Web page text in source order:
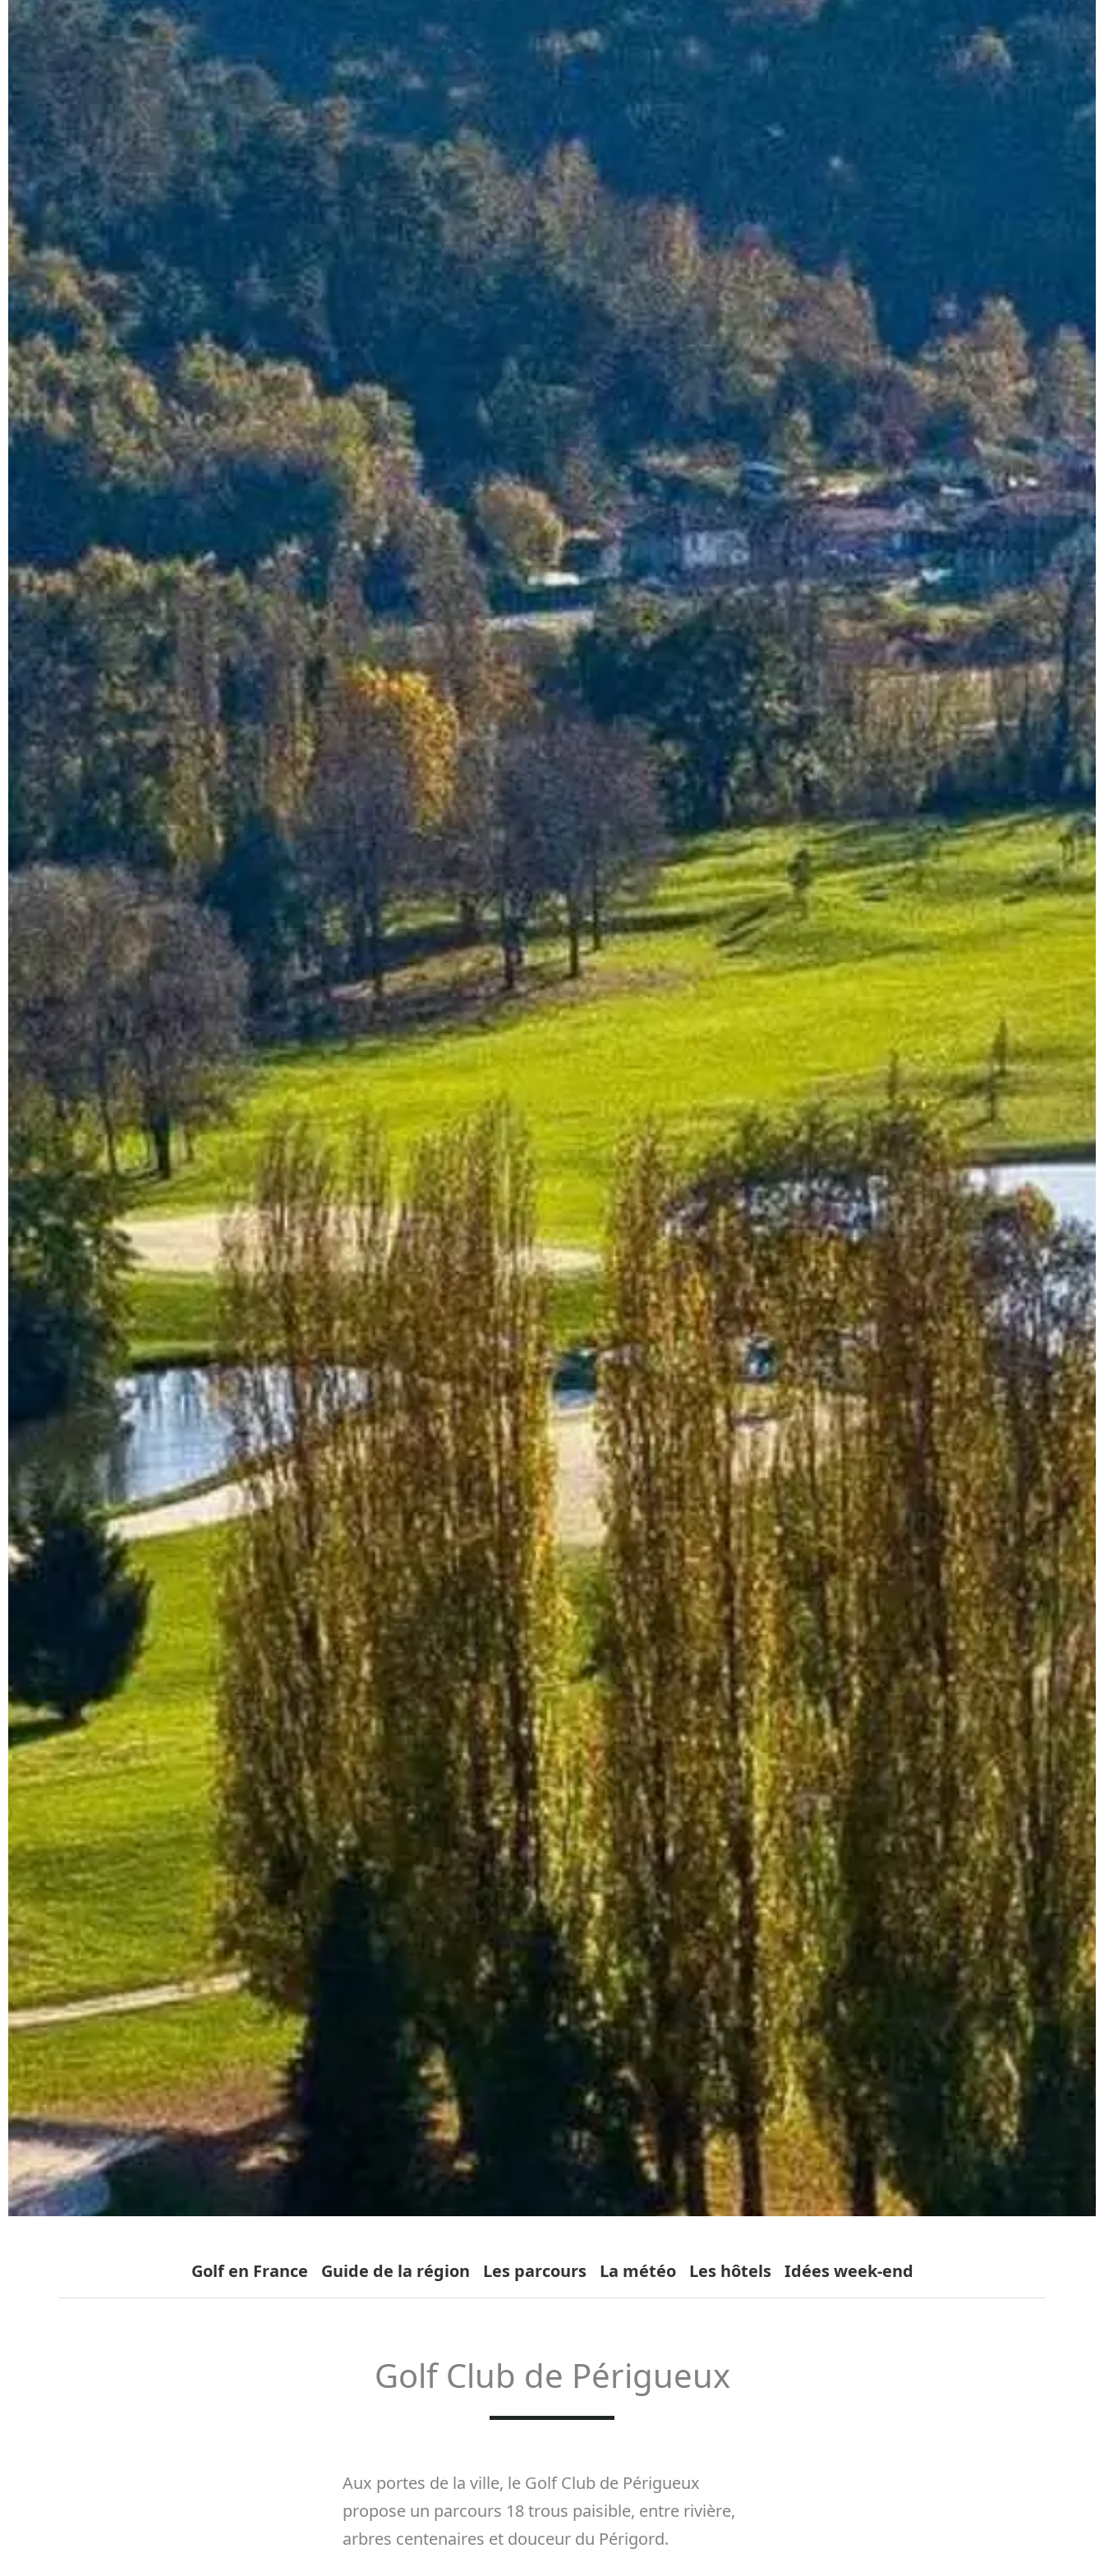
Golf en France Guide de la région Les parcours La météo Les hôtels Idées week-end
Golf Club de Périgueux
Aux portes de la ville, le Golf Club de Périgueux
propose un parcours 18 trous paisible, entre rivière,
arbres centenaires et douceur du Périgord.